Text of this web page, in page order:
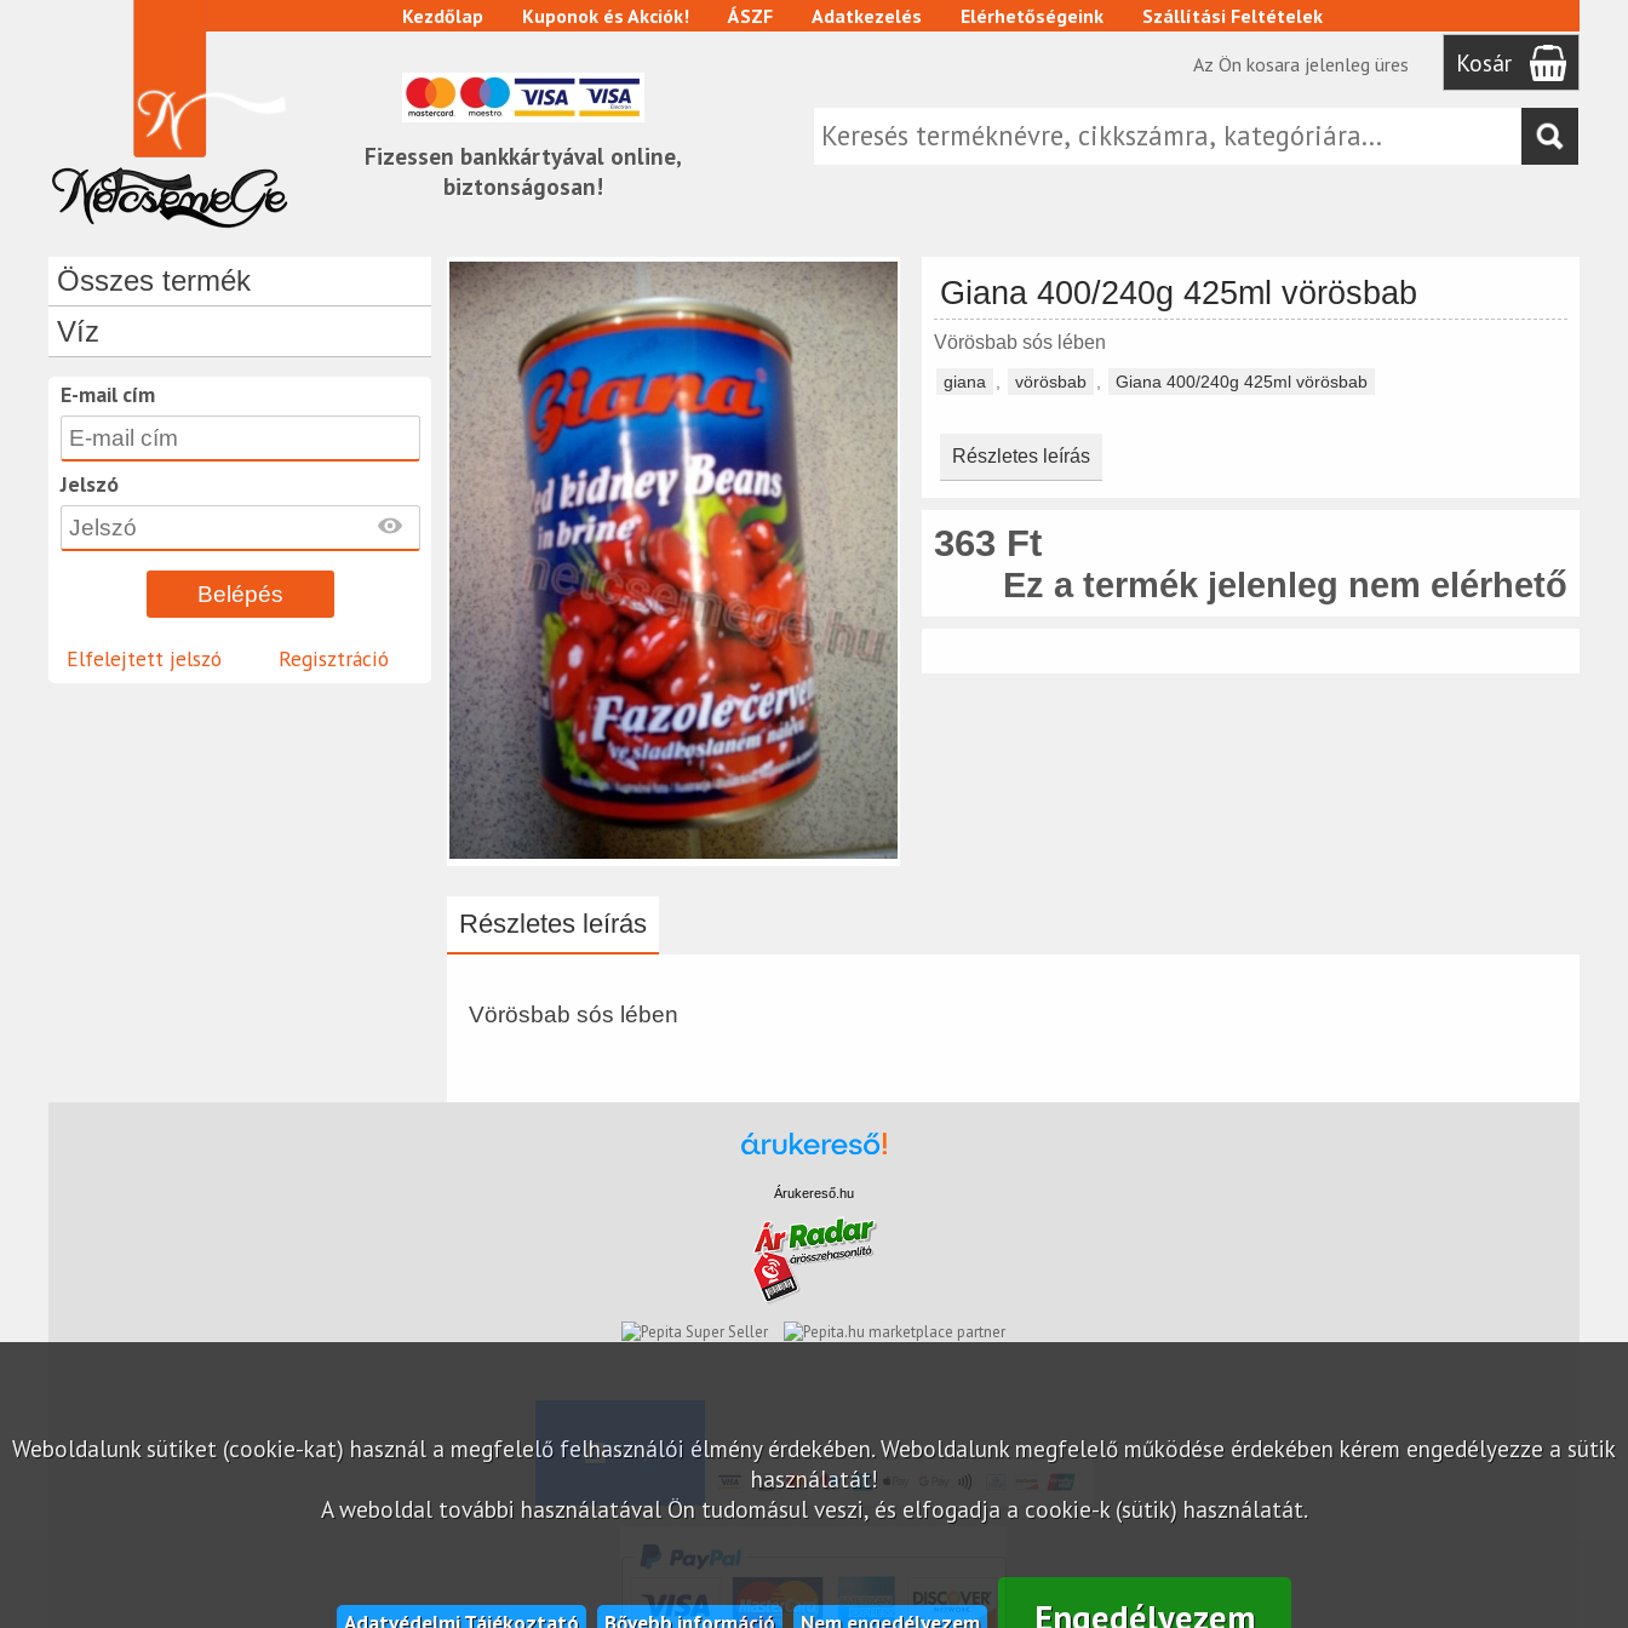
Fizessen bankkártyával online,
biztonságosan!
Kezdőlap Kuponok és Akciók! ÁSZF Adatkezelés Elérhetőségeink
Szállítási Feltételek
Az Ön kosara jelenleg üres
Kosár
Összes termék
Víz
E-mail cím
Jelszó
Elfelejtett jelszó Regisztráció
Giana 400/240g 425ml vörösbab
Vörösbab sós lében
giana vörösbab Giana 400/240g 425ml vörösbab
Részletes leírás
363 Ft
Ez a termék jelenleg nem elérhető
Részletes leírás
Vörösbab sós lében
Weboldalunk sütiket (cookie-kat) használ a megfelelő felhasználói élmény érdekében. Weboldalunk megfelelő működése érdekében kérem engedélyezze a sütik
használatát!
A weboldal további használatával Ön tudomásul veszi, és elfogadja a cookie-k (sütik) használatát.
Engedélyezem
Árukereső.hu
marketplace partner